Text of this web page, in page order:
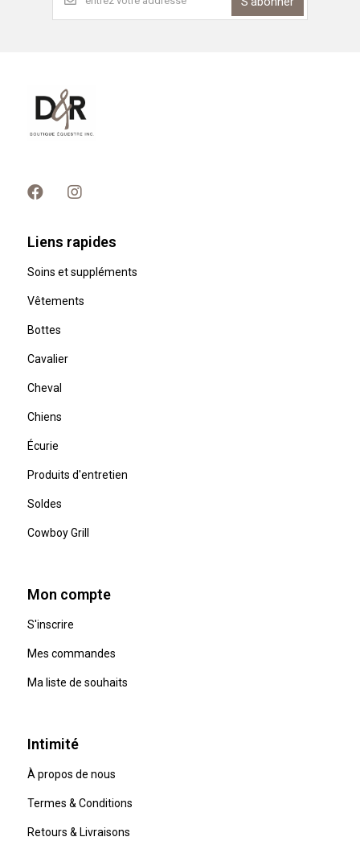
Liens rapides
Soins et suppléments
Vêtements
Bottes
Cavalier
Cheval
Chiens
Écurie
Produits d'entretien
Soldes
Cowboy Grill
Mon compte
S'inscrire
Mes commandes
Ma liste de souhaits
Intimité
À propos de nous
Termes & Conditions
Retours & Livraisons